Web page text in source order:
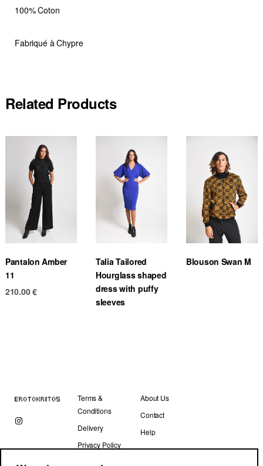
100% Coton
Fabriqué à Chypre
Related Products
Pantalon Amber
11
210.00€
Talia Tailored
Hourglass shaped
dress with puffy
sleeves
Blouson Swan M
Terms &
Conditions
Delivery
Privacy Policy
About Us
Contact
Help